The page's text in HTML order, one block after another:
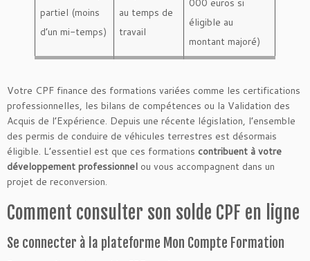
partiel (moins
d’un mi-temps)
au temps de
travail
000 euros si
éligible au
montant majoré)
Votre CPF finance des formations variées comme les certifications
professionnelles, les bilans de compétences ou la Validation des
Acquis de l’Expérience. Depuis une récente législation, l’ensemble
des permis de conduire de véhicules terrestres est désormais
éligible. L’essentiel est que ces formations contribuent à votre
développement professionnel ou vous accompagnent dans un
projet de reconversion.
Comment consulter son solde CPF en ligne
Se connecter à la plateforme Mon Compte Formation